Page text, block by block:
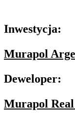
Inwestycja:
Murapol
Deweloper:
Murapol Real